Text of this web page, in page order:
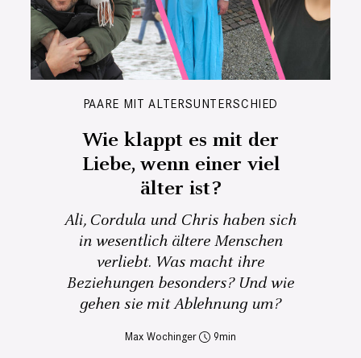
PAARE MIT ALTERSUNTERSCHIED
Wie klappt es mit der
Liebe, wenn einer viel
älter ist?
Ali, Cordula und Chris haben sich
in wesentlich ältere Menschen
verliebt. Was macht ihre
Beziehungen besonders? Und wie
gehen sie mit Ablehnung um?
Max Wochinger 9